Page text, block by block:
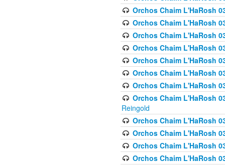
Orchos Chaim L'HaRosh
Orchos Chaim L'HaRosh
Orchos Chaim L'HaRosh
Orchos Chaim L'HaRosh
Orchos Chaim L'HaRosh
Orchos Chaim L'HaRosh
Orchos Chaim L'HaRosh
Orchos Chaim L'HaRosh
Reingold
Orchos Chaim L'HaRosh
Orchos Chaim L'HaRosh
Orchos Chaim L'HaRosh
Orchos Chaim L'HaRosh